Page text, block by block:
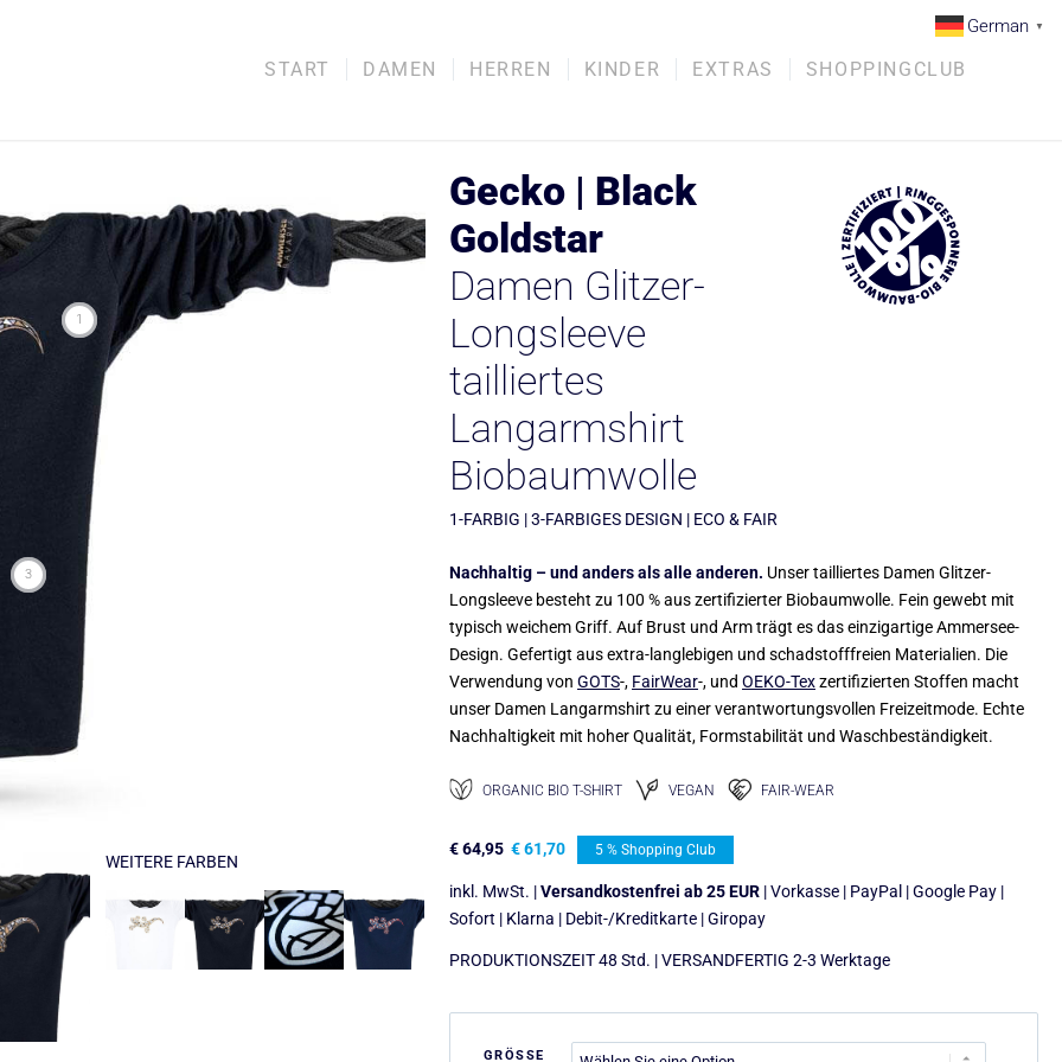
German ▼
START DAMEN HERREN KINDER EXTRAS SHOPPINGCLUB
1
3
WEITERE FARBEN
Gecko | Black
Goldstar
Damen Glitzer-
Longsleeve
tailliertes
Langarmshirt
Biobaumwolle
1-FARBIG | 3-FARBIGES DESIGN | ECO & FAIR
Nachhaltig – und anders als alle anderen. Unser tailliertes Damen Glitzer-
Longsleeve besteht zu 100 % aus zertifizierter Biobaumwolle. Fein gewebt mit
typisch weichem Griff. Auf Brust und Arm trägt es das einzigartige Ammersee-
Design. Gefertigt aus extra-langlebigen und schadstofffreien Materialien. Die
Verwendung von GOTS-, FairWear-, und OEKO-Texzertifizierten Stoffen macht
unser Damen Langarmshirt zu einer verantwortungsvollen Freizeitmode. Echte
Nachhaltigkeit mit hoher Qualität, Formstabilität und Waschbeständigkeit.
ORGANIC BIO T-SHIRT VEGAN FAIR-WEAR
€64,95 €61,70 5 % Shopping Club
inkl. MwSt. |Versandkostenfrei ab 25 EUR | Vorkasse | PayPal | Google Pay |
Sofort | Klarna | Debit-/Kreditkarte | Giropay
PRODUKTIONSZEIT 48 Std. | VERSANDFERTIG 2-3 Werktage
GRÖSSE